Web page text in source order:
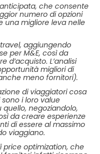
che consente
numero di opzioni
una migliore leva nelle
aggiungendo
per M&E, così da
d’acquisto. L’analisi
migliori di
meno fornitori).
di viaggiatori cosa
i loro value
negoziandolo,
da creare esperienze
di essere al massimo
viaggiano.
price optimization, che